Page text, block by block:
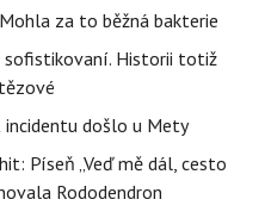
za to běžná bakterie
sofistikovaní. Historii totiž
incidentu došlo u Mety
Píseň „Veď mě dál, cesto
Rododendron